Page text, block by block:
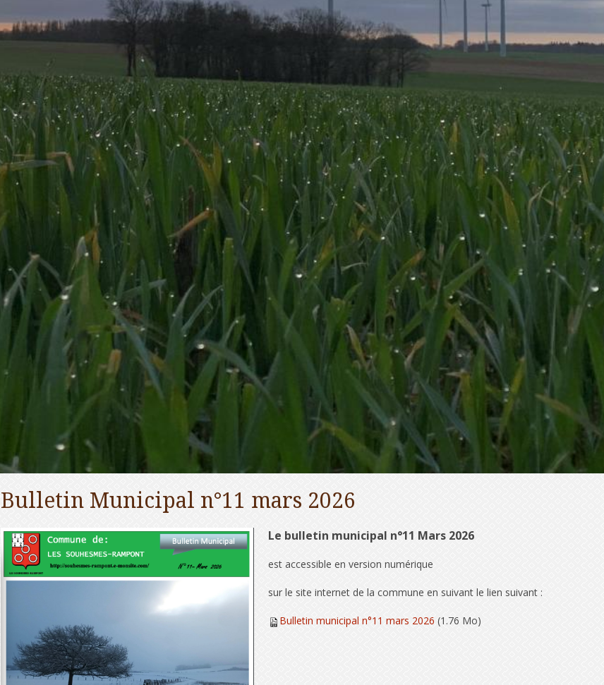
Bulletin Municipal n°11 mars 2026
Le bulletin municipal n°11 Mars 2026
est accessible en version numérique
sur le site internet de la commune en suivant le lien suivant :
Bulletin municipal n°11 mars 2026(1.76 Mo)